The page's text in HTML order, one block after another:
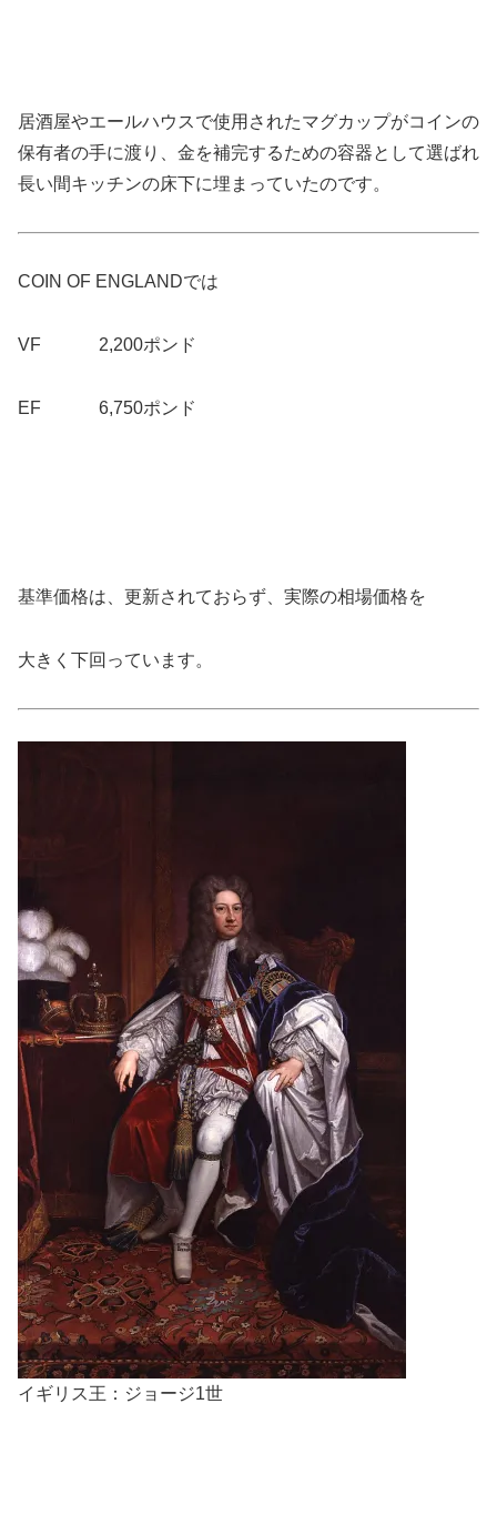
居酒屋やエールハウスで使用されたマグカップがコインの
保有者の手に渡り、金を補完するための容器として選ばれ
長い間キッチンの床下に埋まっていたのです。
COIN OF ENGLANDでは
VF 2,200ポンド
EF 6,750ポンド
基準価格は、更新されておらず、実際の相場価格を
大きく下回っています。
イギリス王：ジョージ1世